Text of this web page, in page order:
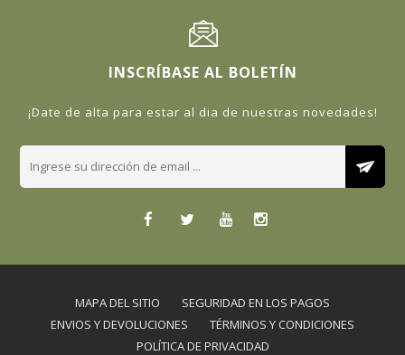
INSCRÍBASE AL BOLETÍN
¡Date de alta para estar al dia de nuestras novedades!
MAPA DEL SITIO
SEGURIDAD EN LOS PAGOS
ENVIOS Y DEVOLUCIONES
TÉRMINOS Y CONDICIONES
POLÍTICA DE PRIVACIDAD